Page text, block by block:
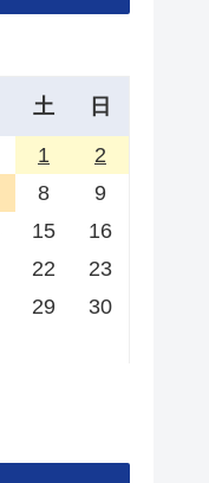
土 日
1
2
8
9
15
16
22
23
29
30